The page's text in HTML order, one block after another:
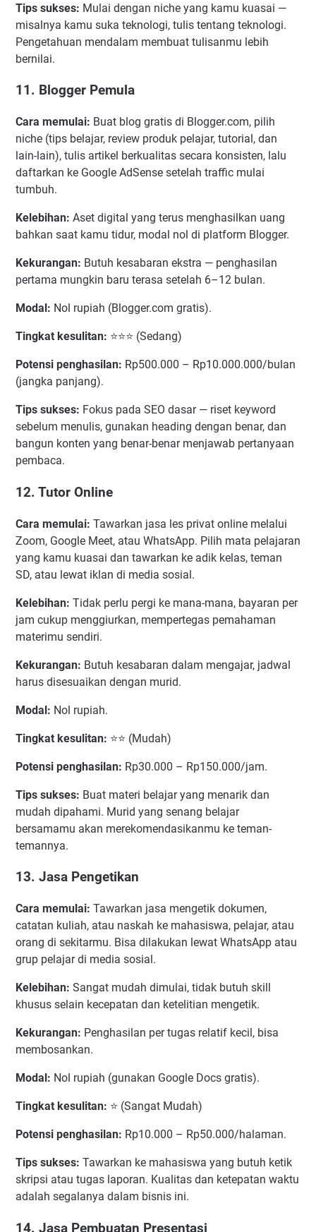
Tips sukses: Mulai dengan niche yang kamu kuasai —
misalnya kamu suka teknologi, tulis tentang teknologi.
Pengetahuan mendalam membuat tulisanmu lebih
bernilai.
11. Blogger Pemula
Cara memulai: Buat blog gratis di Blogger.com, pilih
niche (tips belajar, review produk pelajar, tutorial, dan
lain-lain), tulis artikel berkualitas secara konsisten, lalu
daftarkan ke Google AdSense setelah traffic mulai
tumbuh.
Kelebihan: Aset digital yang terus menghasilkan uang
bahkan saat kamu tidur, modal nol di platform Blogger.
Kekurangan: Butuh kesabaran ekstra — penghasilan
pertama mungkin baru terasa setelah 6–12 bulan.
Modal: Nol rupiah (Blogger.com gratis).
Tingkat kesulitan: ⭐⭐⭐ (Sedang)
Potensi penghasilan: Rp500.000 – Rp10.000.000/bulan
(jangka panjang).
Tips sukses: Fokus pada SEO dasar — riset keyword
sebelum menulis, gunakan heading dengan benar, dan
bangun konten yang benar-benar menjawab pertanyaan
pembaca.
12. Tutor Online
Cara memulai: Tawarkan jasa les privat online melalui
Zoom, Google Meet, atau WhatsApp. Pilih mata pelajaran
yang kamu kuasai dan tawarkan ke adik kelas, teman
SD, atau lewat iklan di media sosial.
Kelebihan: Tidak perlu pergi ke mana-mana, bayaran per
jam cukup menggiurkan, mempertegas pemahaman
materimu sendiri.
Kekurangan: Butuh kesabaran dalam mengajar, jadwal
harus disesuaikan dengan murid.
Modal: Nol rupiah.
Tingkat kesulitan: ⭐⭐ (Mudah)
Potensi penghasilan: Rp30.000 – Rp150.000/jam.
Tips sukses: Buat materi belajar yang menarik dan
mudah dipahami. Murid yang senang belajar
bersamamu akan merekomendasikanmu ke teman-
temannya.
13. Jasa Pengetikan
Cara memulai: Tawarkan jasa mengetik dokumen,
catatan kuliah, atau naskah ke mahasiswa, pelajar, atau
orang di sekitarmu. Bisa dilakukan lewat WhatsApp atau
grup pelajar di media sosial.
Kelebihan: Sangat mudah dimulai, tidak butuh skill
khusus selain kecepatan dan ketelitian mengetik.
Kekurangan: Penghasilan per tugas relatif kecil, bisa
membosankan.
Modal: Nol rupiah (gunakan Google Docs gratis).
Tingkat kesulitan: ⭐ (Sangat Mudah)
Potensi penghasilan: Rp10.000 – Rp50.000/halaman.
Tips sukses: Tawarkan ke mahasiswa yang butuh ketik
skripsi atau tugas laporan. Kualitas dan ketepatan waktu
adalah segalanya dalam bisnis ini.
14. Jasa Pembuatan Presentasi